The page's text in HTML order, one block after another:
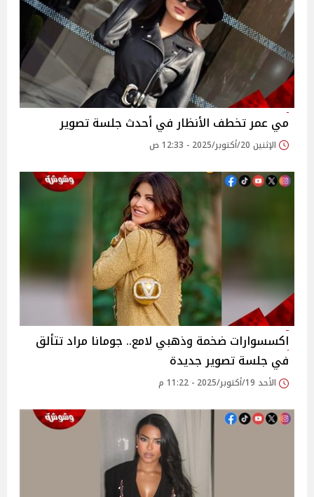
مي عمر تخطف الأنظار في أحدث جلسة تصوير
الإثنين 20/أكتوبر/2025 - 12:33 ص
اكسسوارات ضخمة وذهبي لامع.. جومانا مراد تتألق
في جلسة تصوير جديدة
الأحد 19/أكتوبر/2025 - 11:22 م